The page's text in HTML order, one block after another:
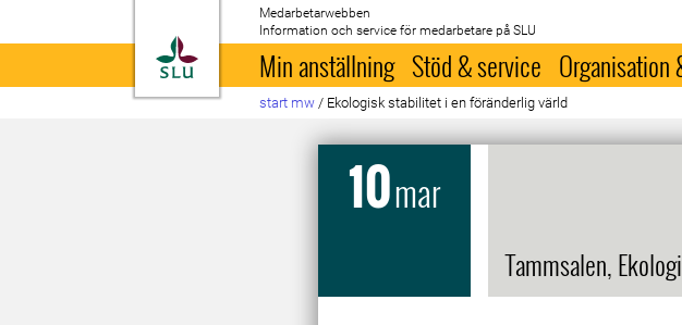
Till startsida
Medarbetarwebben
Information och service för medarbetare på SLU
Min anställning Stöd & service Organisation
start mw / Ekologisk stabilitet i en föränderlig värld
10mar
Tammsalen,